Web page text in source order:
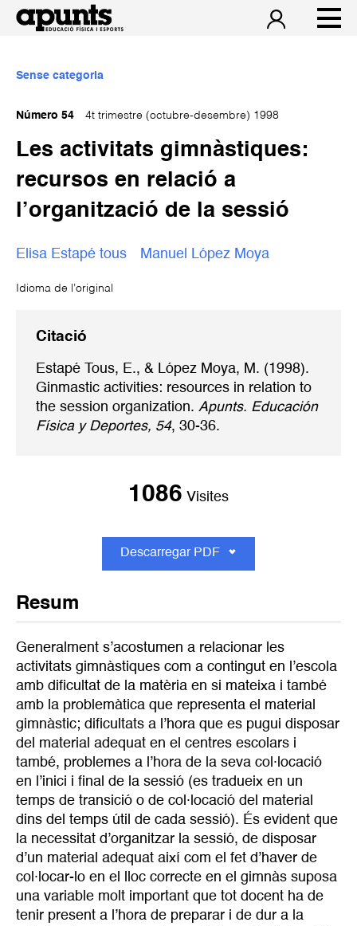
Sense categoria
Número 54 4t trimestre (octubre-desembre) 1998
Les activitats gimnàstiques:
recursos en relació a
l’organització de la sessió
Elisa Estapé tous Manuel López Moya
Idioma de l’original
Citació
Estapé Tous, E., & López Moya, M. (1998).
Ginmastic activities: resources in relation to
the session organization. Apunts. Educación
Física y Deportes, 54, 30-36.
1086 Visites
Descarregar PDF
Resum
Generalment s’acostumen a relacionar les
activitats gimnàstiques com a contingut en l’escola
amb dificultat de la matèria en si mateixa i també
amb la problemàtica que representa el material
gimnàstic; dificultats a l’hora que es pugui disposar
del material adequat en el centres escolars i
també, problemes a l’hora de la seva col·locació
en l’inici i final de la sessió (es tradueix en un
temps de transició o de col·locació del material
dins del temps útil de cada sessió). És evident que
la necessitat d’organitzar la sessió, de disposar
d’un material adequat així com el fet d’haver de
col·locar-lo en el lloc correcte en el gimnàs suposa
una variable molt important que tot docent ha de
tenir present a l’hora de preparar i de dur a la